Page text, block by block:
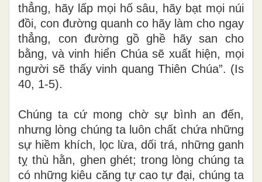
thẳng, hãy lấp mọi hố sâu, hãy bạt mọi núi
đồi, con đường quanh co hãy làm cho ngay
thẳng, con đường gồ ghề hãy san cho
bằng, và vinh hiển Chúa sẽ xuất hiện, mọi
người sẽ thấy vinh quang Thiên Chúa”. (Is
40, 1-5).
Chúng ta cứ mong chờ sự bình an đến,
nhưng lòng chúng ta luôn chất chứa những
sự hiềm khích, lọc lừa, dối trá, những ganh
tỵ thù hằn, ghen ghét; trong lòng chúng ta
có những kiêu căng tự cao tự đại, chúng ta